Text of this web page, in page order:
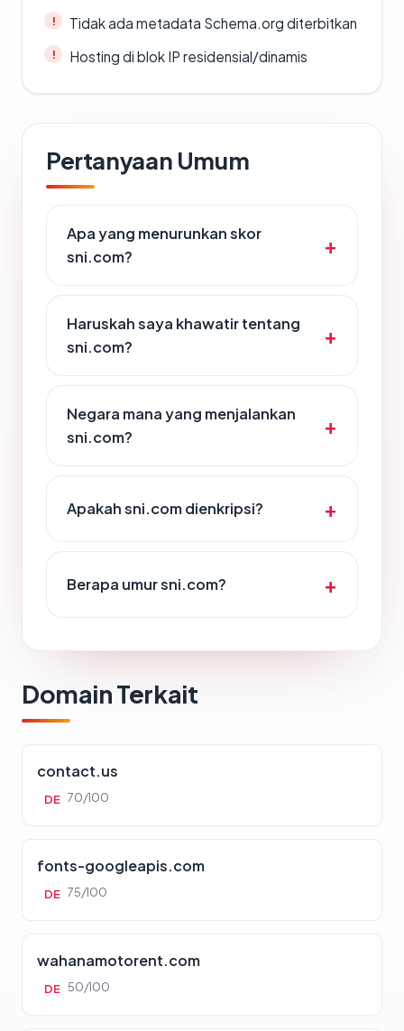
Tidak ada metadata Schema.org diterbitkan
Hosting di blok IP residensial/dinamis
Pertanyaan Umum
Apa yang menurunkan skor
sni.com?
Haruskah saya khawatir tentang
sni.com?
Negara mana yang menjalankan
sni.com?
Apakah sni.com dienkripsi?
Berapa umur sni.com?
Domain Terkait
contact.us
DE 70/100
fonts-googleapis.com
DE 75/100
wahanamotorent.com
DE 50/100